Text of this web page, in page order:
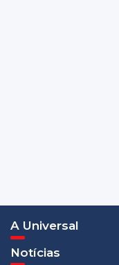
A Universal
Notícias